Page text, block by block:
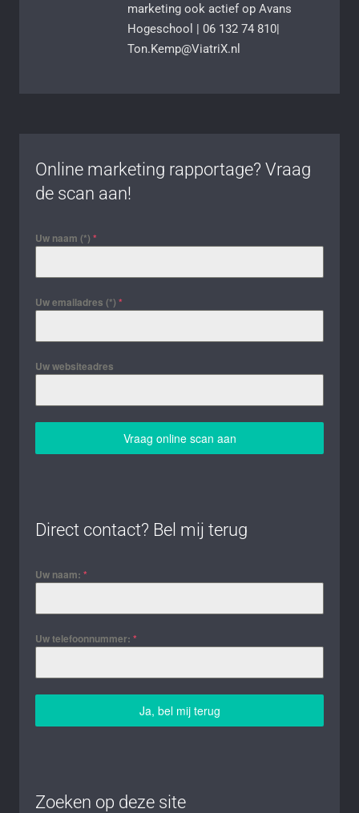
marketing ook actief op Avans
Hogeschool | 06 132 74 810|
Ton.Kemp@ViatriX.nl
Online marketing rapportage? Vraag
de scan aan!
Uw naam (*) *
Uw emailadres (*) *
Uw websiteadres
Vraag online scan aan
Direct contact? Bel mij terug
Uw naam: *
Uw telefoonnummer: *
Ja, bel mij terug
Zoeken op deze site